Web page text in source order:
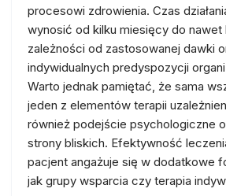
procesowi zdrowienia. Czas
wynosić od kilku miesięcy do nawet
zależności od zastosowanej dawki
indywidualnych predyspozycji
Warto jednak pamiętać, że sama
jeden z elementów terapii
również podejście psychologiczne
strony bliskich. Efektywność
pacjent angażuje się w dodatkowe
jak grupy wsparcia czy terapia